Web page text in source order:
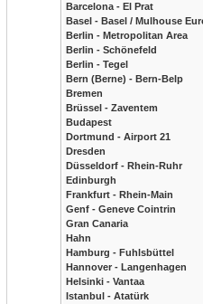
Barcelona - El Prat
Basel - Basel / Mulhouse
Berlin - Metropolitan Area
Berlin - Schönefeld
Berlin - Tegel
Bern (Berne) - Bern-Belp
Bremen
Brüssel - Zaventem
Budapest
Dortmund - Airport 21
Dresden
Düsseldorf - Rhein-Ruhr
Edinburgh
Frankfurt - Rhein-Main
Genf - Geneve Cointrin
Gran Canaria
Hahn
Hamburg - Fuhlsbüttel
Hannover - Langenhagen
Helsinki - Vantaa
Istanbul - Atatürk